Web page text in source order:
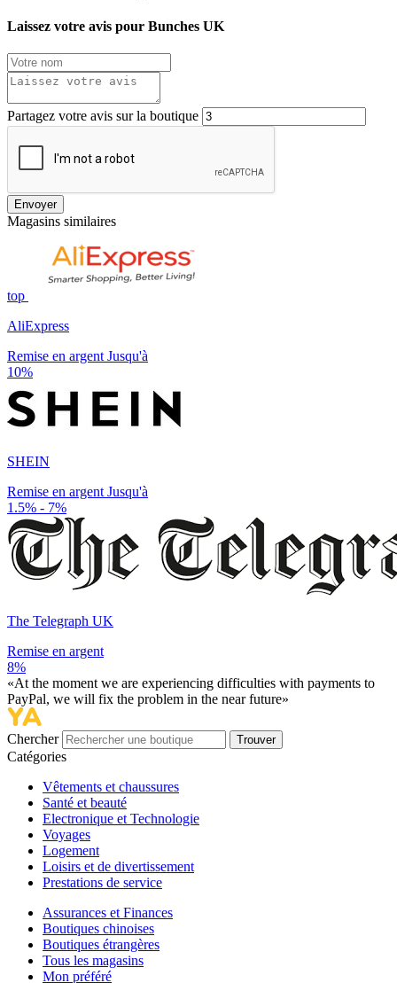
Laissez votre avis pour Bunches UK
Partagez votre avis sur la boutique
Envoyer
Magasins similaires
top
AliExpress
Remise en argent Jusqu'à
10%
SHEIN
Remise en argent Jusqu'à
1.5% - 7%
The Telegraph UK
Remise en argent
8%
«At the moment we are experiencing difficulties with payments to
PayPal, we will fix the problem in the near future»
Chercher Trouver
Catégories
Vêtements et chaussures
Santé et beauté
Electronique et Technologie
Voyages
Logement
Loisirs et de divertissement
Prestations de service
Assurances et Finances
Boutiques chinoises
Boutiques étrangères
Tous les magasins
Mon préféré